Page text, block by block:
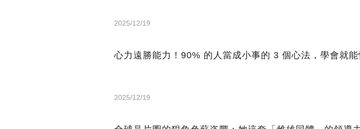
2025/12/19
心力遠勝能力！90% 的人當成小事的 3 個心法，學會就能
2025/12/19